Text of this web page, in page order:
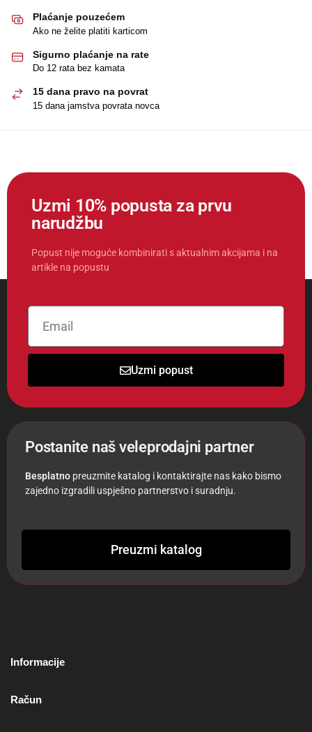
Plaćanje pouzećem
Ako ne želite platiti karticom
Sigurno plaćanje na rate
Do 12 rata bez kamata
15 dana pravo na povrat
15 dana jamstva povrata novca
Uzmi 10% popusta za prvu
narudžbu
Popust nije moguće kombinirati s aktualnim akcijama i na
artikle na popustu
Uzmi popust
Postanite naš veleprodajni partner
Besplatno preuzmite katalog i kontaktirajte nas kako bismo
zajedno izgradili uspješno partnerstvo i suradnju.
Preuzmi katalog
Informacije
Račun